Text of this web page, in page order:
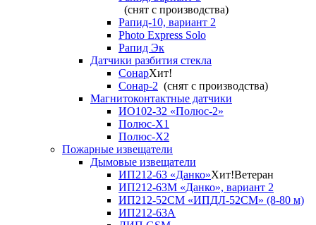
(снят с производства)
Рапид-10, вариант 2
Photo Express Solo
Рапид Эк
Датчики разбития стекла
СонарХит!
Сонар-2 (снят с производства)
Магнитоконтактные датчики
ИО102-32 «Полюс-2»
Полюс-X1
Полюс-X2
Пожарные извещатели
Дымовые извещатели
ИП212-63 «Данко»Хит!Ветеран
ИП212-63М «Данко», вариант 2
ИП212-52СМ «ИПДЛ-52СМ» (8-80 м)
ИП212-63А